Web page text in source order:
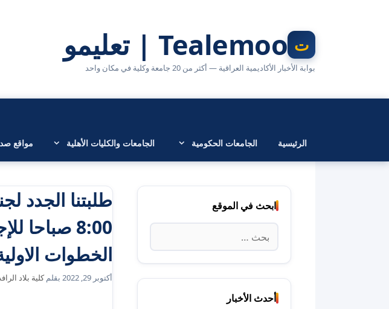
Tealemoo | تعليمو
بوابة الأخبار الأكاديمية العراقية — أكثر من 20 جامعة وكلية في مكان واحد
الرئيسية الجامعات الحكومية الجامعات والكليات الأهلية مواقع
طلبتنا الجدد
8:00
الخطوات الاولية
أكتوبر 29, 2022 بقلمكلية بلاد
ابحث في الموقع
البحث
عن:
أحدث الأخبار